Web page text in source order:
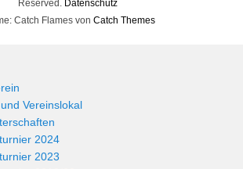
Reserved. Datenschutz
Catch Flames von Catch Themes
Vereinslokal
2024
2023